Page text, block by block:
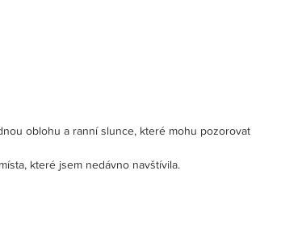
oblohu a ranní slunce, které mohu pozorovat
které jsem nedávno navštívila.